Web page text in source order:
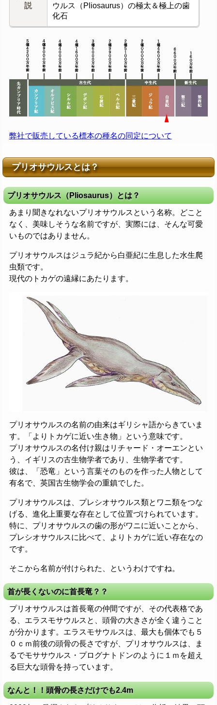
説
ウルス（Pliosaurus）の極太＆極上の歯
化石
弊社で販売している標本の種名の同定について
プリオサウルスとは？
プリオサウルス（Pliosaurus）とは？
あまり聞きなれないプリオサウルスという名称。どこと
なく、美味しそうな名前ですが、実際には、そんな可愛
いものではありません。
プリオサウルスはジュラ紀から白亜紀に生息した水生爬
虫類です。
現代のトカゲの遠縁にあたります。
プリオサウルスの名前の由来はギリシャ語からきていま
す。「よりトカゲに近い生き物」という意味です。
プリオサウルスの名付け親はリチャード・オーエンとい
う、イギリスの古生物学者であり、生物学者です。
彼は、「恐竜」という言葉そのものを作った人物として
有名で、英国古生物学会の重鎮でした。
プリオサウルスは、プレシオサウルス類とワニ類をつな
げる、進化上重要な存在として位置づけられています。
特に、プリオサウルスの歯の形がワニに近いことから、
プレシオサウルスに比べて、よりトカゲに近い存在なの
です。
そこから名前が付けられた、というわけですね。
首が長くないのに首長竜？？
プリオサウルスは首長竜の仲間ですが、その代表格であ
る、エラスモサウルスと、頭骨の大きさが全く違うこと
が分かります。エラスモサウルスは、最大も個体でも５
０ｃｍ前後の頭骨の長さですが、プリオサウルスは、ま
るでモササウルス・プログナトドンのように１ｍを超え
る巨大な頭骨を持っています。
なんと！！頭骨の長さだけでも2.4m